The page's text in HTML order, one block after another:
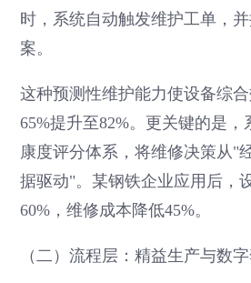
时，系统自动触发维护工单，
案。
这种预测性维护能力使设备综
65%提升至82%。更关键的是
康度评分体系，将维修决策从"
据驱动"。某钢铁企业应用后，
60%，维修成本降低45%。
（二）流程层：精益生产与数